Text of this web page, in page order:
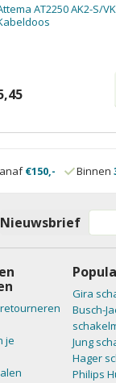
AT2250 AK2-S/
€150,- Binnen
Nieuwsbrief
je
Gira
Busch-
Jung
Hager
Philips